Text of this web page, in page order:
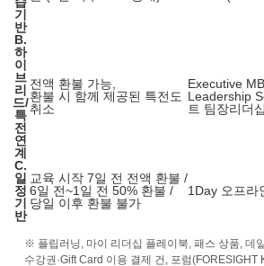
기
반
B.
하
이
브
리
드/
특
전
연
계
전액 환불 가능,
환불 시 함께 제공된 특전도
취소
Executive
Leadership
트 팀장리더
C.
일
정
기
반
교육 시작 7일 전 전액 환불 /
6일 전~1일 전 50% 환불 /
당일 이후 환불 불가
1Day 오프라
※ 플립러닝, 마이 리더십 플레이북, 패스 상품, 데
수강권·Gift Card 이용 결제 건, 포럼(FORESIGHT